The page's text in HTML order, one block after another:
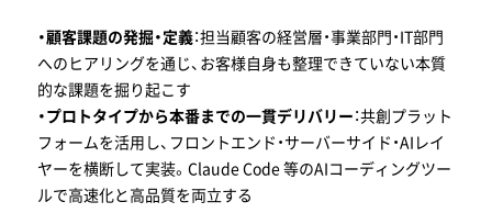
・顧客課題の発掘・定義：担当顧客の経営層・事業部門・IT部門
へのヒアリングを通じ、お客様自身も整理できていない本質
的な課題を掘り起こす
・プロトタイプから本番までの一貫デリバリー：共創プラット
フォームを活用し、フロントエンド・サーバーサイド・AIレイ
ヤーを横断して実装。Claude Code 等のAIコーディングツー
ルで高速化と高品質を両立する